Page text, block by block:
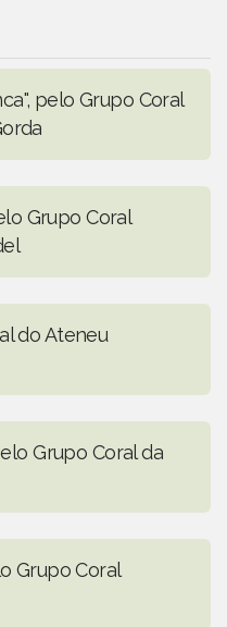
pelo Grupo Coral
Grupo Coral
do Ateneu
Grupo Coral da
Grupo Coral